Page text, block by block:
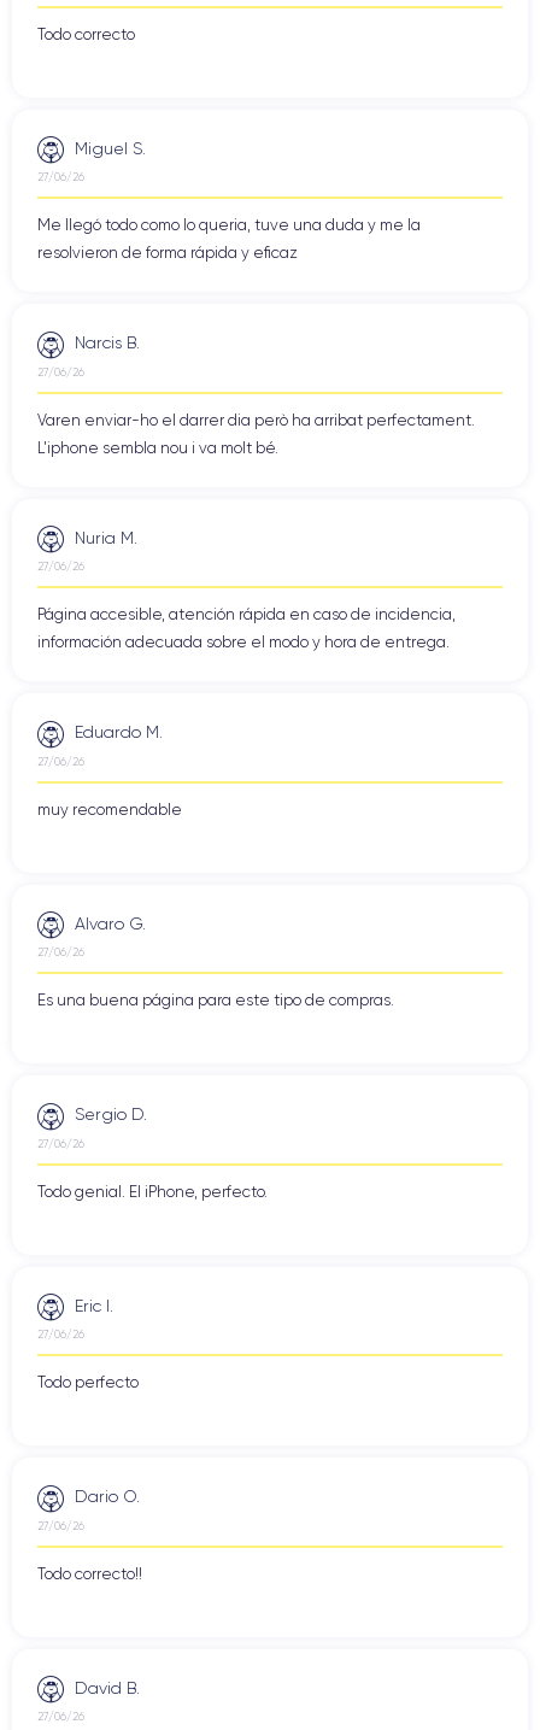
Todo correcto
Miguel S.
27/06/26
Me llegó todo como lo queria, tuve una duda y me la
resolvieron de forma rápida y eficaz
Narcis B.
27/06/26
Varen enviar-ho el darrer dia però ha arribat perfectament.
L'iphone sembla nou i va molt bé.
Nuria M.
27/06/26
Página accesible, atención rápida en caso de incidencia,
información adecuada sobre el modo y hora de entrega.
Eduardo M.
27/06/26
muy recomendable
Alvaro G.
27/06/26
Es una buena página para este tipo de compras.
Sergio D.
27/06/26
Todo genial. El iPhone, perfecto.
Eric I.
27/06/26
Todo perfecto
Dario O.
27/06/26
Todo correcto!!
David B.
27/06/26